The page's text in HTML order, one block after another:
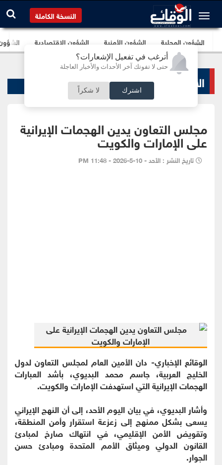
أترغب في تفعيل الإشعارات؟
حتى لا تفوتك آخر الأحداث والأخبار العاجلة
اشترك لا شكراً
النسخة الكاملة
الشؤون المحلية الشؤون الأمنية الشؤون الإقتصادية
الأخبار السياسية
مجلس التعاون يدين الهجمات الإيرانية
على الإمارات والكويت
تاريخ النشر : الأحد - 10-5-2026 - 11:48 PM
الوقائع الإخباري- دان الأمين العام لمجلس التعاون لدول
الخليج العربية، جاسم محمد البديوي، بأشد العبارات
الهجمات الإيرانية التي استهدفت الإمارات والكويت.
وأشار البديوي، في بيان اليوم الأحد، إلى أن النهج الإيراني
يسعى بشكل ممنهج إلى زعزعة استقرار وأمن المنطقة،
وتقويض الأمن الإقليمي، في انتهاك صارخ لمبادئ
القانون الدولي وميثاق الأمم المتحدة ومبادئ حسن
الجوار.